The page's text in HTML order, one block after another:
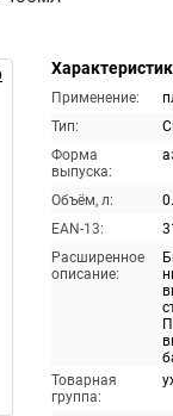
Применение:
Тип:
Форма
выпуска:
Объём, л:
EAN-13:
Расширенное
описание:
Товарная
группа: